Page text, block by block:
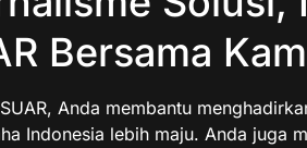
Bersama
Anda membantu
Indonesia lebih maju. Anda juga